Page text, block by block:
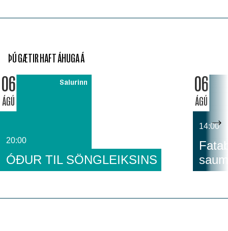
ÞÚ GÆTIR HAFT ÁHUGA Á
06
ÁGÚ
Salurinn
20:00
ÓÐUR TIL SÖNGLEIKSINS
06
ÁGÚ
14:00